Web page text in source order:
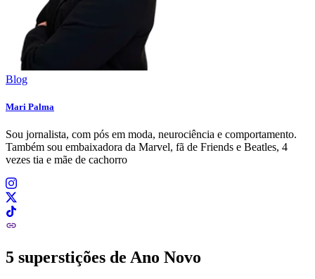
Blog
Mari Palma
Sou jornalista, com pós em moda, neurociência e comportamento.
Também sou embaixadora da Marvel, fã de Friends e Beatles, 4
vezes tia e mãe de cachorro
5 superstições de Ano Novo